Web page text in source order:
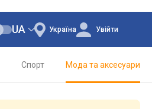
Україна
UA Увійти
Спорт Мода та аксесуари